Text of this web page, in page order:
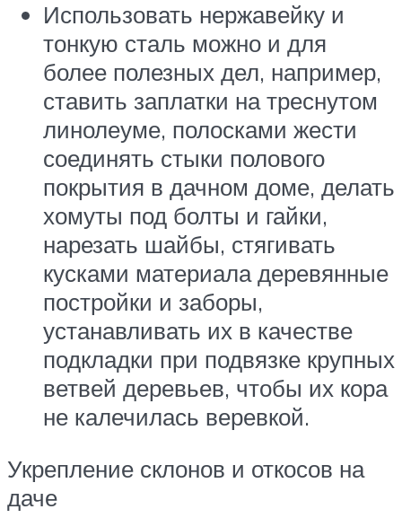
Использовать нержавейку и
тонкую сталь можно и для
более полезных дел, например,
ставить заплатки на треснутом
линолеуме, полосками жести
соединять стыки полового
покрытия в дачном доме, делать
хомуты под болты и гайки,
нарезать шайбы, стягивать
кусками материала деревянные
постройки и заборы,
устанавливать их в качестве
подкладки при подвязке крупных
ветвей деревьев, чтобы их кора
не калечилась веревкой.
Укрепление склонов и откосов на
даче